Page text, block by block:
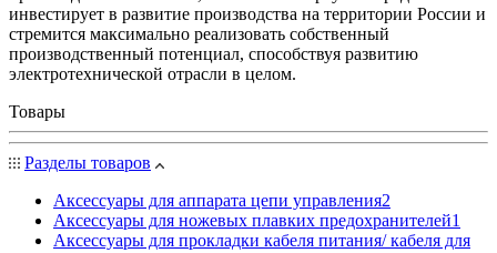
инвестирует в развитие производства на территории России и
стремится максимально реализовать собственный
производственный потенциал, способствуя развитию
электротехнической отрасли в целом.
Товары
Разделы товаров
Аксессуары для аппарата цепи управления2
Аксессуары для ножевых плавких предохранителей1
Аксессуары для прокладки кабеля питания/ кабеля для